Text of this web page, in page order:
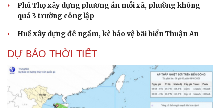
Phú Thọ xây dựng phương án mỗi xã, phường không
quá 3 trường công lập
Huế xây dựng đê ngầm, kè bảo vệ bãi biển Thuận An
DỰ BÁO THỜI TIẾT